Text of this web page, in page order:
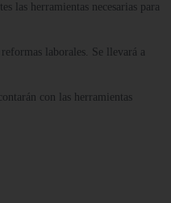
las herramientas necesarias para
laborales. Se llevará a
con las herramientas